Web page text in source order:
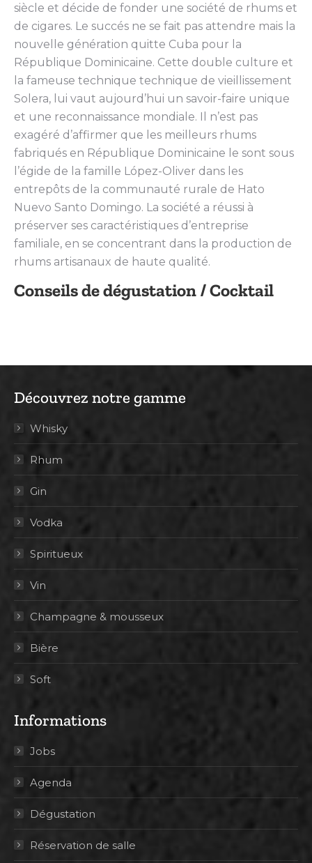
siècle et décide de fonder une société de rhums et
de cigares. Le succés ne se fait pas attendre mais la
nouvelle génération quitte Cuba pour la
République Dominicaine. Cette double culture et
la fameuse technique technique de vieillissement
Solera, lui vaut aujourd’hui un savoir-faire unique
et une reconnaissance mondiale. Il n’est pas
exagéré d’affirmer que les meilleurs rhums
fabriqués en République Dominicaine le sont sous
l’égide de la famille López-Oliver dans les
entrepôts de la communauté rurale de Hato
Nuevo Santo Domingo. La société a réussi à
préserver ses caractéristiques d’entreprise
familiale, en se concentrant dans la production de
rhums artisanaux de haute qualité.
Conseils de dégustation / Cocktail
Découvrez notre gamme
Whisky
Rhum
Gin
Vodka
Spiritueux
Vin
Champagne & mousseux
Bière
Soft
Informations
Jobs
Agenda
Dégustation
Réservation de salle